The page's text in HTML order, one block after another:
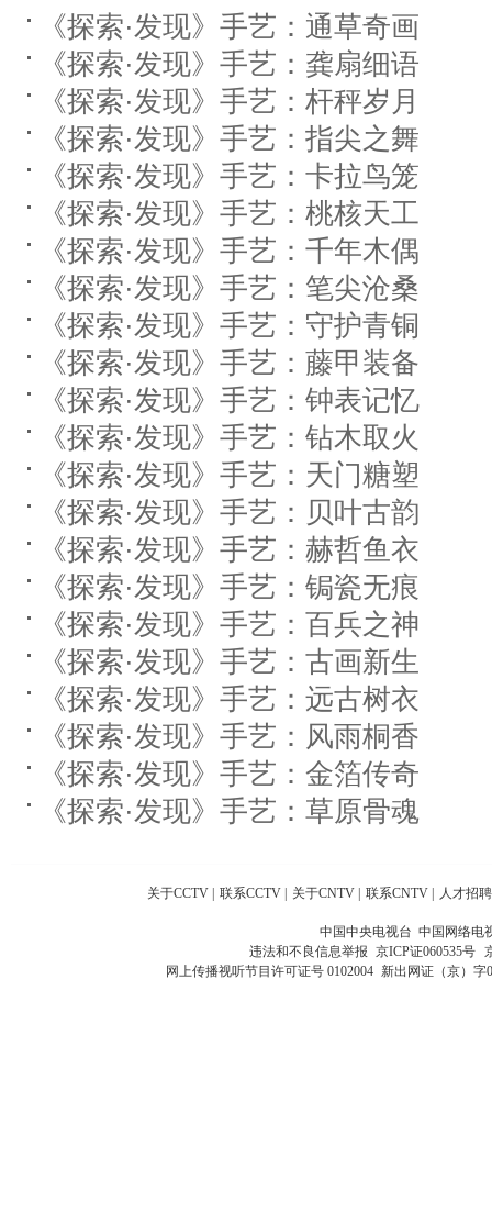
《探索·发现》手艺：通草奇画
《探索·发现》手艺：龚扇细语
《探索·发现》手艺：杆秤岁月
《探索·发现》手艺：指尖之舞
《探索·发现》手艺：卡拉鸟笼
《探索·发现》手艺：桃核天工
《探索·发现》手艺：千年木偶
《探索·发现》手艺：笔尖沧桑
《探索·发现》手艺：守护青铜
《探索·发现》手艺：藤甲装备
《探索·发现》手艺：钟表记忆
《探索·发现》手艺：钻木取火
《探索·发现》手艺：天门糖塑
《探索·发现》手艺：贝叶古韵
《探索·发现》手艺：赫哲鱼衣
《探索·发现》手艺：锔瓷无痕
《探索·发现》手艺：百兵之神
《探索·发现》手艺：古画新生
《探索·发现》手艺：远古树衣
《探索·发现》手艺：风雨桐香
《探索·发现》手艺：金箔传奇
《探索·发现》手艺：草原骨魂
关于CCTV 联系CCTV 关于CNTV 联系CNTV 人才招聘
中国中央电视台 中国网络电
违法和不良信息举报 京ICP证060535号
网上传播视听节目许可证号 0102004 新出网证（京）